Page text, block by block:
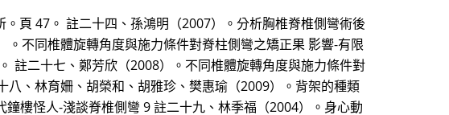
頁 47。 註二十四、孫鴻明（2007）。分析胸椎脊椎側彎術後
不同椎體旋轉角度與施力條件對脊柱側彎之矯正果 影響-有限
註二十七、鄭芳欣（2008）。不同椎體旋轉角度與施力條件對
、林育姍、胡榮和、胡雅珍、樊惠瑜（2009）。背架的種類
怪人-淺談脊椎側彎 9 註二十九、林季福（2004）。身心動